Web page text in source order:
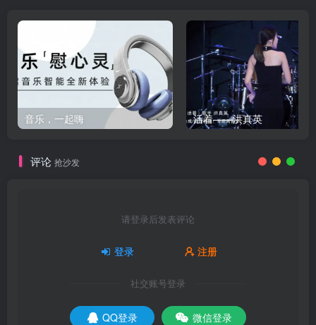
音乐，一起嗨 活着——洪真英
评论 抢沙发
请登录后发表评论
登录 注册
社交账号登录
QQ登录
微信登录